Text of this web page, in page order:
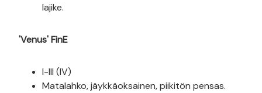
lajike.
'Venus' FinE
I-III (IV)
Matalahko, jäykkäoksainen, piikitön pensas.